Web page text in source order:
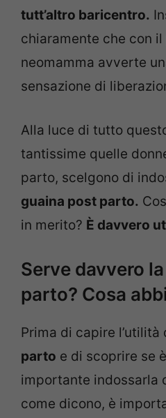
tutt’altro baricentro.
chiaramente che con
neomamma avverte
sensazione di
Alla luce di tutto
tantissime quelle
parto, scelgono di
guaina post parto.
in merito? È davvero
Serve davvero
parto? Cosa
Prima di capire l’utilità
parto e di scoprire se
importante indossarla
come dicono, è